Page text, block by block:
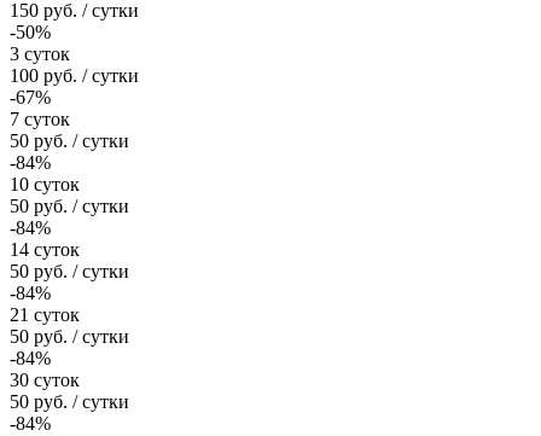
150 руб. / сутки
-50%
3 суток
100 руб. / сутки
-67%
7 суток
50 руб. / сутки
-84%
10 суток
50 руб. / сутки
-84%
14 суток
50 руб. / сутки
-84%
21 суток
50 руб. / сутки
-84%
30 суток
50 руб. / сутки
-84%